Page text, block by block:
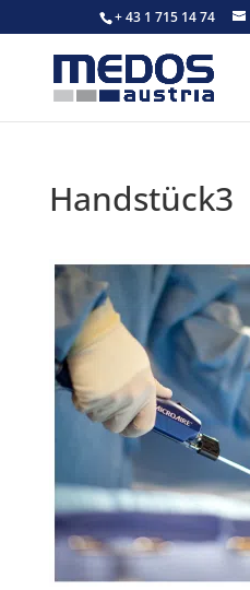
+ 43 1 715 14 74
Handstück3